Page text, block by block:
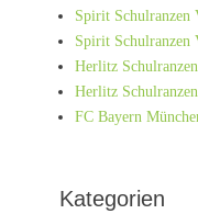
Spirit Schulranzen
Spirit Schulranzen
Herlitz
Herlitz
FC Bayern
Kategorien